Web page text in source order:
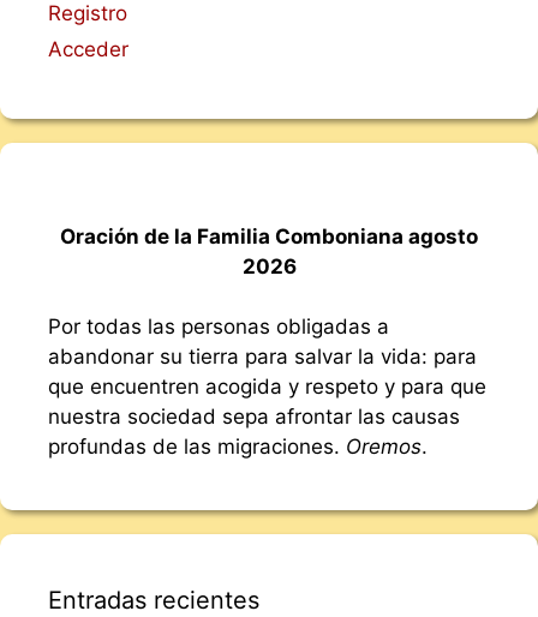
Registro
Acceder
Oración de la Familia Comboniana agosto
2026
Por todas las personas obligadas a
abandonar su tierra para salvar la vida: para
que encuentren acogida y respeto y para que
nuestra sociedad sepa afrontar las causas
profundas de las migraciones. Oremos.
Entradas recientes